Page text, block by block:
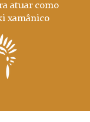
atuar como
xamânico